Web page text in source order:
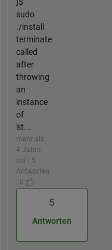
sudo
./install
terminate
called
after
throwing
an
instance
of
'st...
mehr als
4 Jahre
vor | 5
Antworten
| 0
5
Antworten